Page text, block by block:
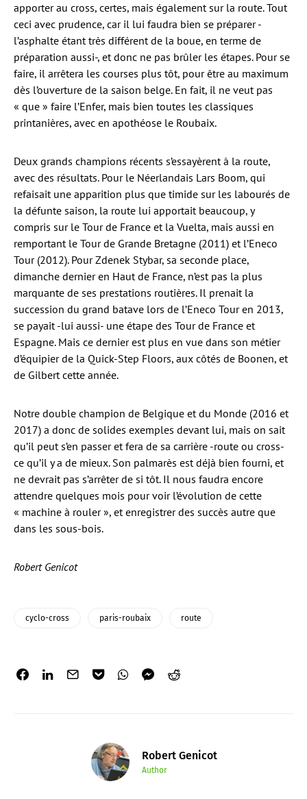
apporter au cross, certes, mais également sur la route. Tout
ceci avec prudence, car il lui faudra bien se préparer -
l’asphalte étant très différent de la boue, en terme de
préparation aussi-, et donc ne pas brûler les étapes. Pour se
faire, il arrêtera les courses plus tôt, pour être au maximum
dès l’ouverture de la saison belge. En fait, il ne veut pas
« que » faire l’Enfer, mais bien toutes les classiques
printanières, avec en apothéose le Roubaix.
Deux grands champions récents s’essayèrent à la route,
avec des résultats. Pour le Néerlandais Lars Boom, qui
refaisait une apparition plus que timide sur les labourés de
la défunte saison, la route lui apportait beaucoup, y
compris sur le Tour de France et la Vuelta, mais aussi en
remportant le Tour de Grande Bretagne (2011) et l’Eneco
Tour (2012). Pour Zdenek Stybar, sa seconde place,
dimanche dernier en Haut de France, n’est pas la plus
marquante de ses prestations routières. Il prenait la
succession du grand batave lors de l’Eneco Tour en 2013,
se payait -lui aussi- une étape des Tour de France et
Espagne. Mais ce dernier est plus en vue dans son métier
d’équipier de la Quick-Step Floors, aux côtés de Boonen, et
de Gilbert cette année.
Notre double champion de Belgique et du Monde (2016 et
2017) a donc de solides exemples devant lui, mais on sait
qu’il peut s’en passer et fera de sa carrière -route ou cross-
ce qu’il y a de mieux. Son palmarès est déjà bien fourni, et
ne devrait pas s’arrêter de si tôt. Il nous faudra encore
attendre quelques mois pour voir l’évolution de cette
« machine à rouler », et enregistrer des succès autre que
dans les sous-bois.
Robert Genicot
cyclo-cross paris-roubaix route
Robert Genicot
Author